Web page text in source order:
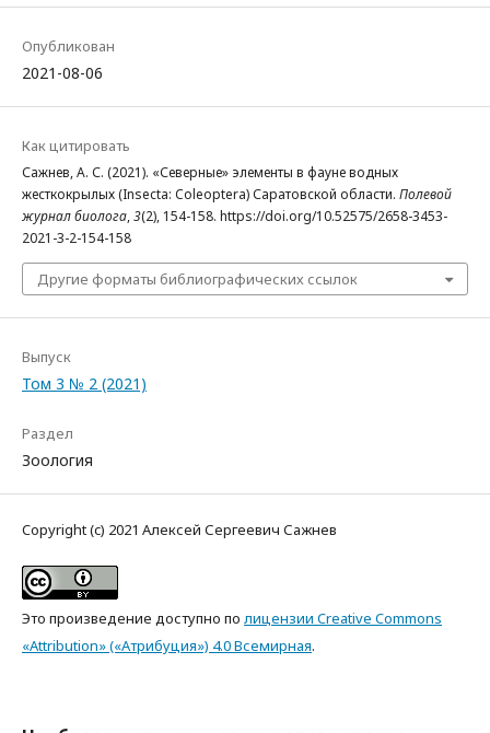
Опубликован
2021-08-06
Как цитировать
Сажнев, А. С. (2021). «Северные» элементы в фауне водных
жесткокрылых (Insecta: Coleoptera) Саратовской области. Полевой
журнал биолога,3(2), 154-158. https://doi.org/10.52575/2658-3453-
2021-3-2-154-158
Другие форматы библиографических ссылок
Выпуск
Том 3 № 2 (2021)
Раздел
Зоология
Copyright (c) 2021 Алексей Сергеевич Сажнев
Это произведение доступно по лицензии Creative Commons
«Attribution» («Атрибуция») 4.0 Всемирная.